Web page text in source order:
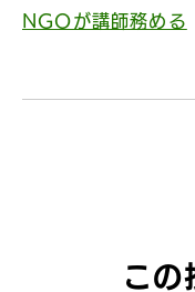
NGOが講師務める
この